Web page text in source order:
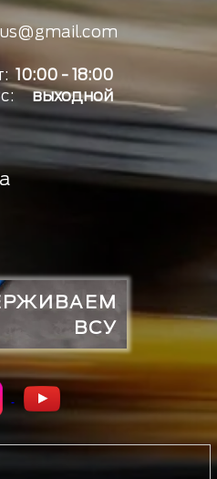
10:00 - 18:00
выходной
ВСУ